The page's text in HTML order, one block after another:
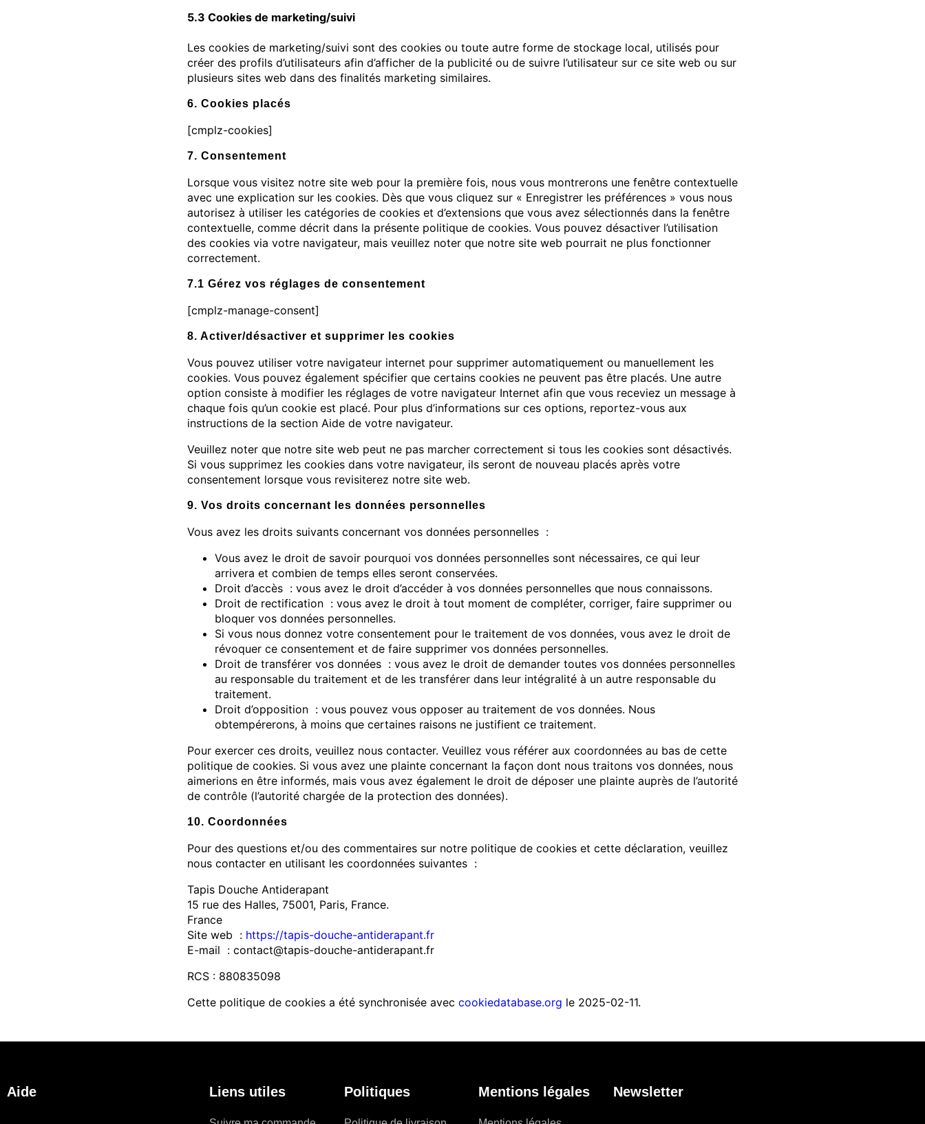
5.3 Cookies de marketing/suivi
Les cookies de marketing/suivi sont des cookies ou toute autre forme de stockage local, utilisés pour
créer des profils d’utilisateurs afin d’afficher de la publicité ou de suivre l’utilisateur sur ce site web ou sur
plusieurs sites web dans des finalités marketing similaires.
6. Cookies placés
[cmplz-cookies]
7. Consentement
Lorsque vous visitez notre site web pour la première fois, nous vous montrerons une fenêtre contextuelle
avec une explication sur les cookies. Dès que vous cliquez sur « Enregistrer les préférences » vous nous
autorisez à utiliser les catégories de cookies et d’extensions que vous avez sélectionnés dans la fenêtre
contextuelle, comme décrit dans la présente politique de cookies. Vous pouvez désactiver l’utilisation
des cookies via votre navigateur, mais veuillez noter que notre site web pourrait ne plus fonctionner
correctement.
7.1 Gérez vos réglages de consentement
[cmplz-manage-consent]
8. Activer/désactiver et supprimer les cookies
Vous pouvez utiliser votre navigateur internet pour supprimer automatiquement ou manuellement les
cookies. Vous pouvez également spécifier que certains cookies ne peuvent pas être placés. Une autre
option consiste à modifier les réglages de votre navigateur Internet afin que vous receviez un message à
chaque fois qu’un cookie est placé. Pour plus d’informations sur ces options, reportez-vous aux
instructions de la section Aide de votre navigateur.
Veuillez noter que notre site web peut ne pas marcher correctement si tous les cookies sont désactivés.
Si vous supprimez les cookies dans votre navigateur, ils seront de nouveau placés après votre
consentement lorsque vous revisiterez notre site web.
9. Vos droits concernant les données personnelles
Vous avez les droits suivants concernant vos données personnelles :
Vous avez le droit de savoir pourquoi vos données personnelles sont nécessaires, ce qui leur
arrivera et combien de temps elles seront conservées.
Droit d’accès : vous avez le droit d’accéder à vos données personnelles que nous connaissons.
Droit de rectification : vous avez le droit à tout moment de compléter, corriger, faire supprimer ou
bloquer vos données personnelles.
Si vous nous donnez votre consentement pour le traitement de vos données, vous avez le droit de
révoquer ce consentement et de faire supprimer vos données personnelles.
Droit de transférer vos données : vous avez le droit de demander toutes vos données personnelles
au responsable du traitement et de les transférer dans leur intégralité à un autre responsable du
traitement.
Droit d’opposition : vous pouvez vous opposer au traitement de vos données. Nous
obtempérerons, à moins que certaines raisons ne justifient ce traitement.
Pour exercer ces droits, veuillez nous contacter. Veuillez vous référer aux coordonnées au bas de cette
politique de cookies. Si vous avez une plainte concernant la façon dont nous traitons vos données, nous
aimerions en être informés, mais vous avez également le droit de déposer une plainte auprès de l’autorité
de contrôle (l’autorité chargée de la protection des données).
10. Coordonnées
Pour des questions et/ou des commentaires sur notre politique de cookies et cette déclaration, veuillez
nous contacter en utilisant les coordonnées suivantes :
Tapis Douche Antiderapant
15 rue des Halles, 75001, Paris, France.
France
Site web : https://tapis-douche-antiderapant.fr
E-mail : contact@tapis-douche-antiderapant.fr
RCS : 880835098
Cette politique de cookies a été synchronisée avec cookiedatabase.org le 2025-02-11.
Aide Liens utiles Politiques Mentions légales Newsletter